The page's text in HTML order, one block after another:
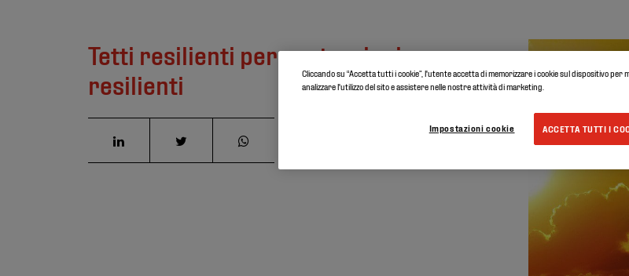
Tetti resilienti per costruzioni
resilienti
Cliccando su “Accetta tutti i cookie”, l'utente accetta di memorizzare i cookie sul dispositivo per
analizzare l'utilizzo del sito e assistere nelle nostre attività di marketing.
ACCETTA TUTTI I
Impostazioni cookie